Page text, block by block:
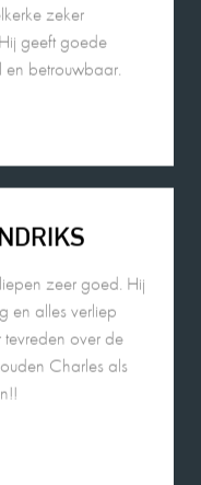
betrouwbaar.
zeer goed. Hij
over de
Charles als